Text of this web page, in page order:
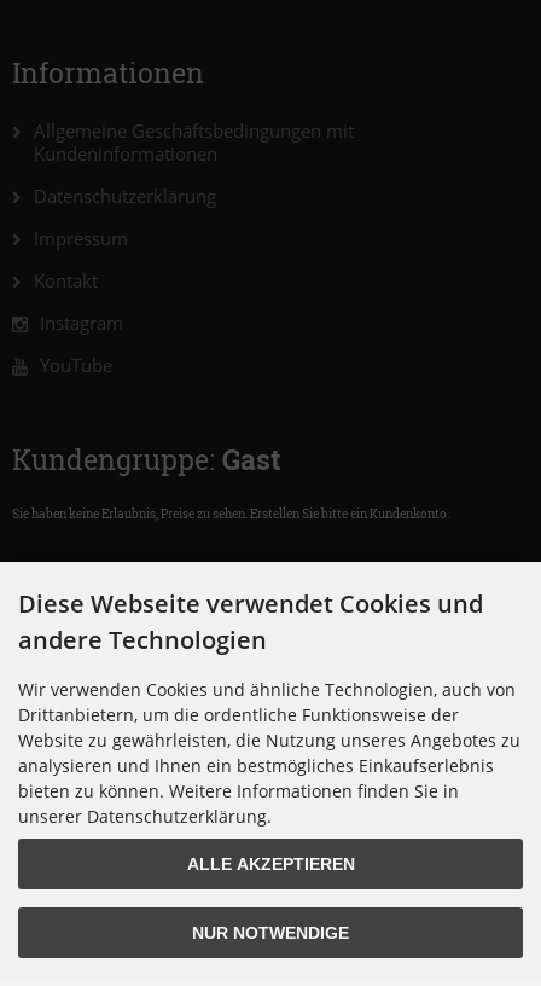
Informationen
Allgemeine Geschäftsbedingungen mit
Kundeninformationen
Datenschutzerklärung
Impressum
Kontakt
Instagram
YouTube
Kundengruppe: Gast
Sie haben keine Erlaubnis, Preise zu sehen. Erstellen Sie bitte ein Kundenkonto.
Registrieren
Anmelden
Hinweis:
Unsere Angebote richten sich ausschließlich an Unternehmer, §14 BGB.
Wir schließen keine Verträge mit Verbrauchern, §13 BGB. Als Gast
können Sie keine Konditionen einsehen.
Bitte kontaktieren Sie uns für eine Freischaltung Ihrer Firma / Ihres
Gewerbes.
Diese Webseite verwendet Cookies und
andere Technologien
Wir verwenden Cookies und ähnliche Technologien, auch von
Drittanbietern, um die ordentliche Funktionsweise der
Website zu gewährleisten, die Nutzung unseres Angebotes zu
analysieren und Ihnen ein bestmögliches Einkaufserlebnis
bieten zu können. Weitere Informationen finden Sie in
unserer Datenschutzerklärung.
ALLE AKZEPTIEREN
NUR NOTWENDIGE